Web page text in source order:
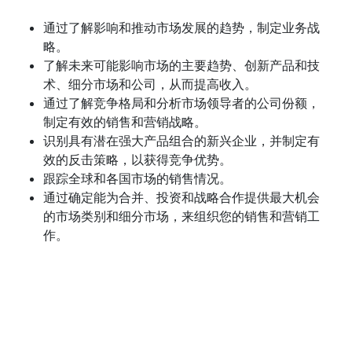
通过了解影响和推动市场发展的趋势，制定业务战
略。
了解未来可能影响市场的主要趋势、创新产品和技
术、细分市场和公司，从而提高收入。
通过了解竞争格局和分析市场领导者的公司份额，
制定有效的销售和营销战略。
识别具有潜在强大产品组合的新兴企业，并制定有
效的反击策略，以获得竞争优势。
跟踪全球和各国市场的销售情况。
通过确定能为合并、投资和战略合作提供最大机会
的市场类别和细分市场，来组织您的销售和营销工
作。